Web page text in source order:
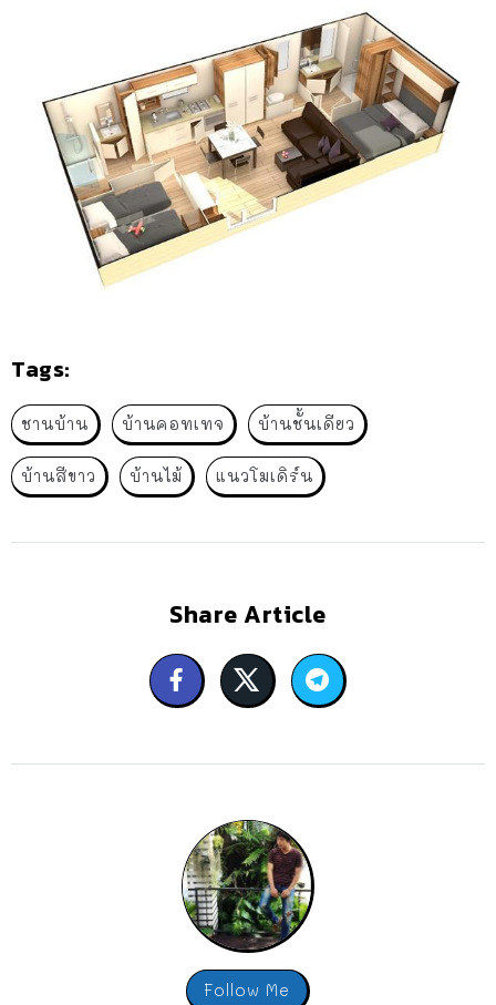
Tags:
ชานบ้าน บ้านคอทเทจ บ้านชั้นเดียว
บ้านสีขาว บ้านไม้ แนวโมเดิร์น
Share Article
Follow Me